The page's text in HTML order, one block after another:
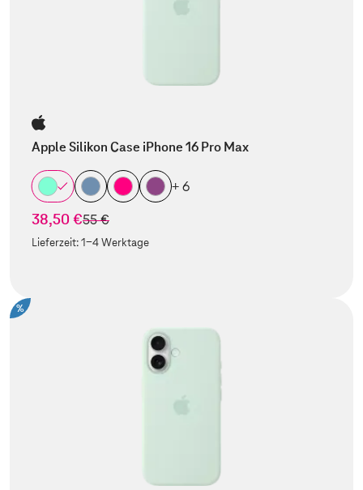
Apple Silikon Case iPhone 16 Pro Max
+ 6
38,50 €statt
55 €
Lieferzeit:1-4 Werktage
%